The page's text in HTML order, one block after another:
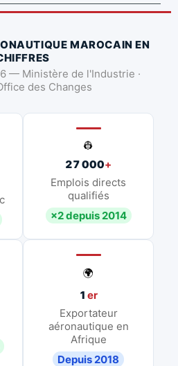
MAROCAIN EN
— Ministère de l'Industrie ·
des Changes
👷
27 000+
Emplois directs
qualifiés
×2 depuis 2014
🌍
1 er
Exportateur
aéronautique en
Afrique
Depuis 2018